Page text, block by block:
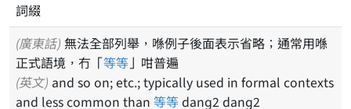
詞綴
(廣東話)
正式語境，冇「等等 」咁普遍
(英文)
and less common than 等等dang2 dang2